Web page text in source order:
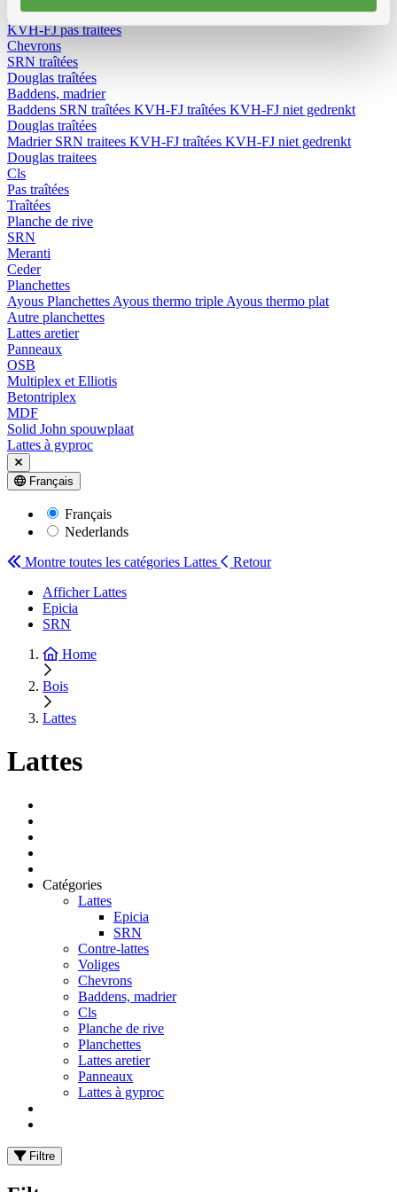
KVH-FJ traîtées
KVH-FJ pas traitees
Chevrons
SRN traîtées
Douglas traîtées
Baddens, madrier
Baddens SRN traîtées KVH-FJ traîtées KVH-FJ niet gedrenkt
Douglas traîtées
Madrier SRN traitees KVH-FJ traîtées KVH-FJ niet gedrenkt
Douglas traitees
Cls
Pas traîtées
Traîtées
Planche de rive
SRN
Meranti
Ceder
Planchettes
Ayous Planchettes Ayous thermo triple Ayous thermo plat
Autre planchettes
Lattes aretier
Panneaux
OSB
Multiplex et Elliotis
Betontriplex
MDF
Solid John spouwplaat
Lattes à gyproc
Français
Français
Nederlands
Montre toutes les catégories Lattes
Retour
Afficher Lattes
Epicia
SRN
Home
Bois
Lattes
Lattes
Catégories
Lattes
Epicia
SRN
Contre-lattes
Voliges
Chevrons
Baddens, madrier
Cls
Planche de rive
Planchettes
Lattes aretier
Panneaux
Lattes à gyproc
Filtre